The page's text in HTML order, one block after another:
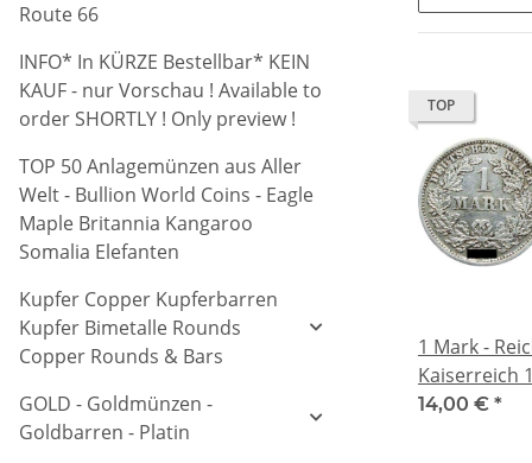
TOP
1 Mark -
Kaiserreich
Silber -
14,00 € *
Route 66
INFO* In KÜRZE Bestellbar* KEIN
KAUF - nur Vorschau ! Available to
order SHORTLY ! Only preview !
TOP 50 Anlagemünzen aus Aller
Welt - Bullion World Coins - Eagle
Maple Britannia Kangaroo
Somalia Elefanten
Kupfer Copper Kupferbarren
Kupfer Bimetalle Rounds
Copper Rounds & Bars
GOLD - Goldmünzen -
Goldbarren - Platin